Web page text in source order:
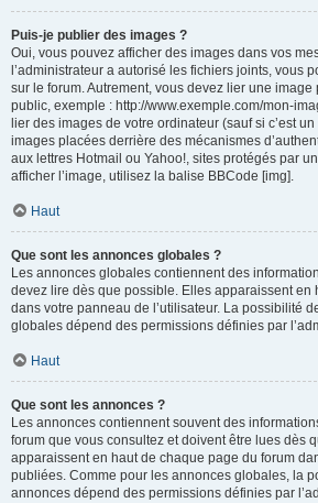
Puis-je publier des images ?
Oui, vous pouvez afficher des images dans vos
l’administrateur a autorisé les fichiers joints, vous
sur le forum. Autrement, vous devez lier une
public, exemple : http://www.exemple.com/mon-
lier des images de votre ordinateur (sauf si c’est
images placées derrière des mécanismes
aux lettres Hotmail ou Yahoo!, sites protégés par
afficher l’image, utilisez la balise BBCode [img].
Haut
Que sont les annonces globales ?
Les annonces globales contiennent des
devez lire dès que possible. Elles apparaissent en
dans votre panneau de l’utilisateur. La possibilité
globales dépend des permissions définies par
Haut
Que sont les annonces ?
Les annonces contiennent souvent des
forum que vous consultez et doivent être lues dès
apparaissent en haut de chaque page du forum
publiées. Comme pour les annonces globales, la
annonces dépend des permissions définies par